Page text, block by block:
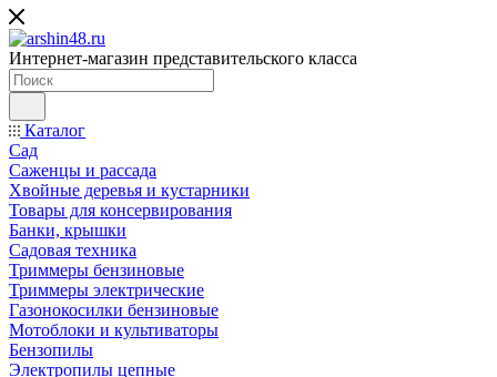
Интернет-магазин представительского класса
Каталог
Сад
Саженцы и рассада
Хвойные деревья и кустарники
Товары для консервирования
Банки, крышки
Садовая техника
Триммеры бензиновые
Триммеры электрические
Газонокосилки бензиновые
Мотоблоки и культиваторы
Бензопилы
Электропилы цепные